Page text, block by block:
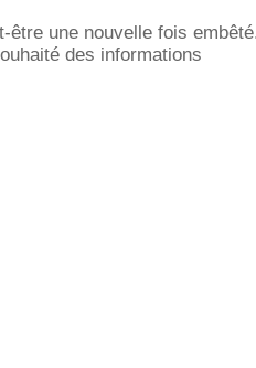
être une nouvelle fois
des informations